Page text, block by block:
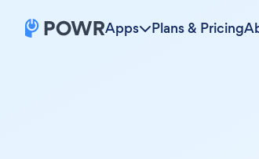
Apps Plans & Pricing